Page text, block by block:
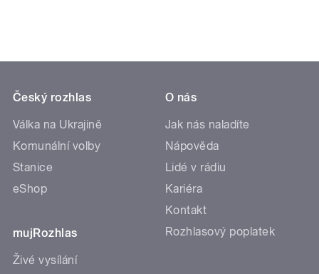
Český rozhlas
Válka na Ukrajině
Komunální volby
Stanice
eShop
mujRozhlas
Živé vysílání
O nás
Jak nás naladíte
Nápověda
Lidé v rádiu
Kariéra
Kontakt
Rozhlasový poplatek